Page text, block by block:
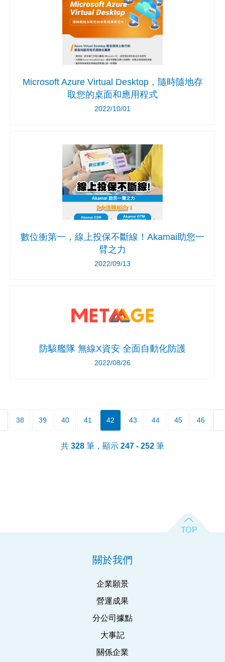
Microsoft Azure Virtual Desktop，隨時隨地存
取您的桌面和應用程式
2022/10/01
數位衝第一，線上投保不斷線！Akamai助您一
臂之力
2022/09/13
防駭艦隊 無線X資安 全面自動化防護
2022/08/26
38 39 40 41 42 43 44 45 46
共 328 筆，顯示 247 - 252 筆
關於我們
企業願景
營運成果
分公司據點
大事記
關係企業